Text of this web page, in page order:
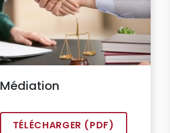
Médiation
TÉLÉCHARGER (PDF)